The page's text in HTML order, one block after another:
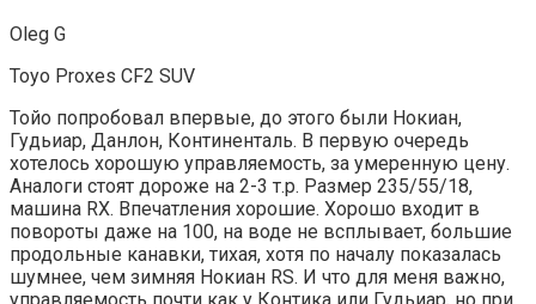
Oleg G
Toyo Proxes CF2 SUV
Тойо попробовал впервые, до этого были Нокиан,
Гудьиар, Данлон, Континенталь. В первую очередь
хотелось хорошую управляемость, за умеренную цену.
Аналоги стоят дороже на 2-3 т.р. Размер 235/55/18,
машина RX. Впечатления хорошие. Хорошо входит в
повороты даже на 100, на воде не всплывает, большие
продольные канавки, тихая, хотя по началу показалась
шумнее, чем зимняя Нокиан RS. И что для меня важно,